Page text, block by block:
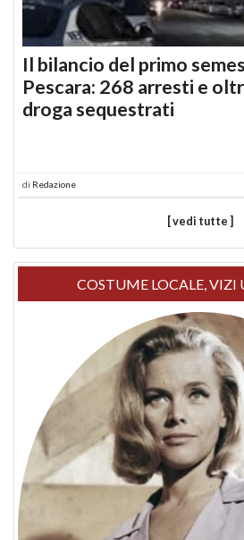
Il bilancio del primo
Pescara: 268 arresti e
droga sequestrati
di Redazione
[ vedi tutte ]
COSTUME LOCALE, VIZI